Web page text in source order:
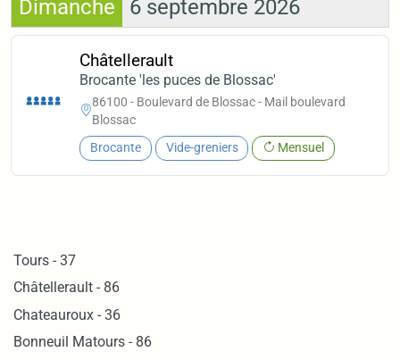
Dimanche 6 septembre 2026
Châtellerault
Brocante 'les puces de Blossac'
86100 - Boulevard de Blossac - Mail boulevard
Blossac
Brocante Vide-greniers Mensuel
Tours - 37
Châtellerault - 86
Chateauroux - 36
Bonneuil Matours - 86